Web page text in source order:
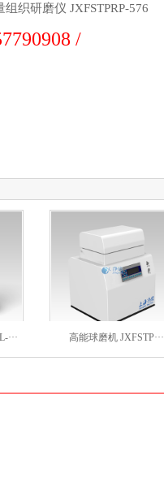
组织研磨仪 JXFSTPRP-576
/
··· 高能球磨机 JXFSTP···